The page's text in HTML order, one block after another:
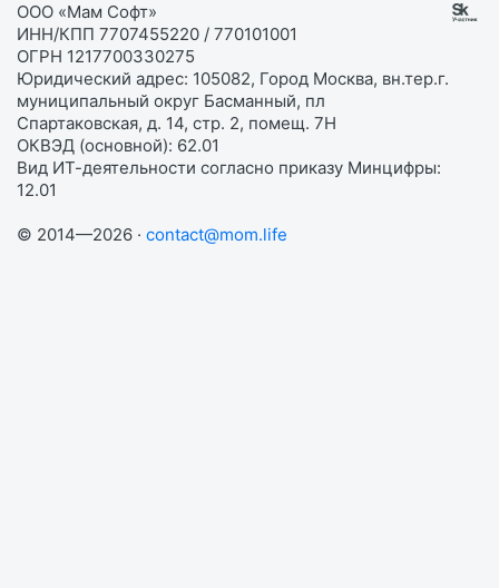
ООО «Мам Софт»
ИНН/КПП 7707455220 / 770101001
ОГРН 1217700330275
Юридический адрес: 105082, Город Москва, вн.тер.г.
муниципальный округ Басманный, пл
Спартаковская, д. 14, стр. 2, помещ. 7Н
ОКВЭД (основной): 62.01
Вид ИТ-деятельности согласно приказу Минцифры:
12.01
© 2014—2026 · contact@mom.life